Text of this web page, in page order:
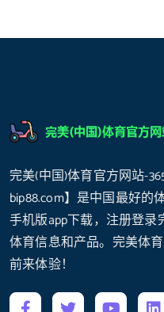
完美(中国)体育官方网站-
bip88.com】是中国最好
手机版app下载，注册登
体育信息和产品。完美体
前来体验！